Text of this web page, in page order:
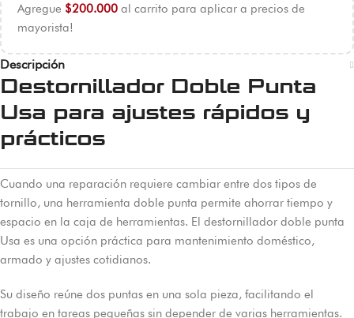
Agregue $200.000 al carrito para aplicar a precios de
mayorista!
Descripción
Destornillador Doble Punta
Usa para ajustes rápidos y
prácticos
Cuando una reparación requiere cambiar entre dos tipos de
tornillo, una herramienta doble punta permite ahorrar tiempo y
espacio en la caja de herramientas. El destornillador doble punta
Usa es una opción práctica para mantenimiento doméstico,
armado y ajustes cotidianos.
Su diseño reúne dos puntas en una sola pieza, facilitando el
trabajo en tareas pequeñas sin depender de varias herramientas.